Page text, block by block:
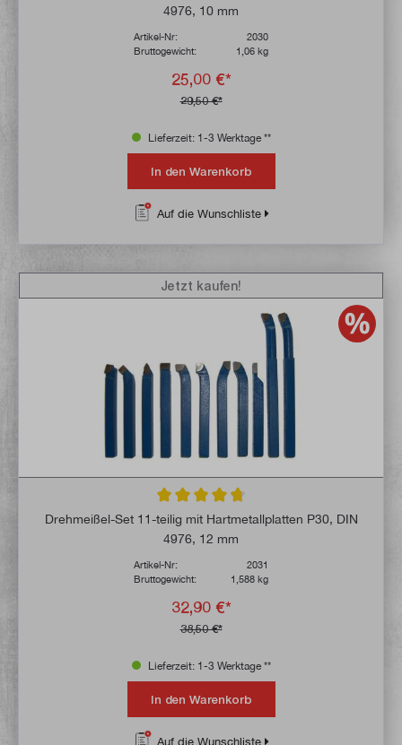
4976, 10 mm
Artikel-Nr:
2030
Bruttogewicht:
1,06 kg
25,00 €*
29,50 €*
Lieferzeit: 1-3 Werktage **
In den Warenkorb
Auf die Wunschliste
Durchschnittliche Bewertung von 4.6 von
Drehmeißel-Set 11-teilig mit Hartmetallplatten P30, DIN
4976, 12 mm
Artikel-Nr:
2031
Bruttogewicht:
1,588 kg
32,90 €*
38,50 €*
Jetzt kaufen!
Lieferzeit: 1-3 Werktage **
In den Warenkorb
Auf die Wunschliste